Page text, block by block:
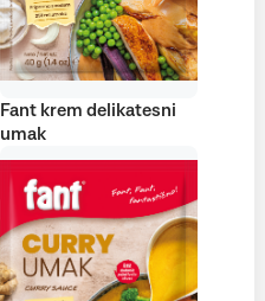
Fant krem delikatesni
umak